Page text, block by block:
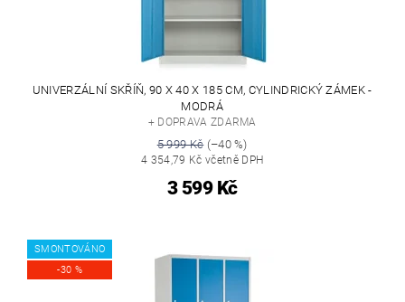
UNIVERZÁLNÍ SKŘÍŇ, 90 X 40 X 185 CM, CYLINDRICKÝ ZÁMEK -
MODRÁ
+ DOPRAVA ZDARMA
5 999 Kč(–40 %)
4 354,79 Kč včetně DPH
3 599 Kč
SMONTOVÁNO
-30 %